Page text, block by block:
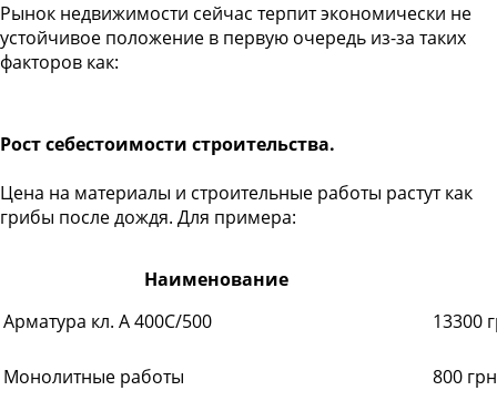
Рынок недвижимости сейчас терпит экономически не
устойчивое положение в первую очередь из-за таких
факторов как:
Рост себестоимости строительства.
Цена на материалы и строительные работы растут как
грибы после дождя. Для примера:
Наименование
Арматура кл. А 400С/500
13300
Монолитные работы 800